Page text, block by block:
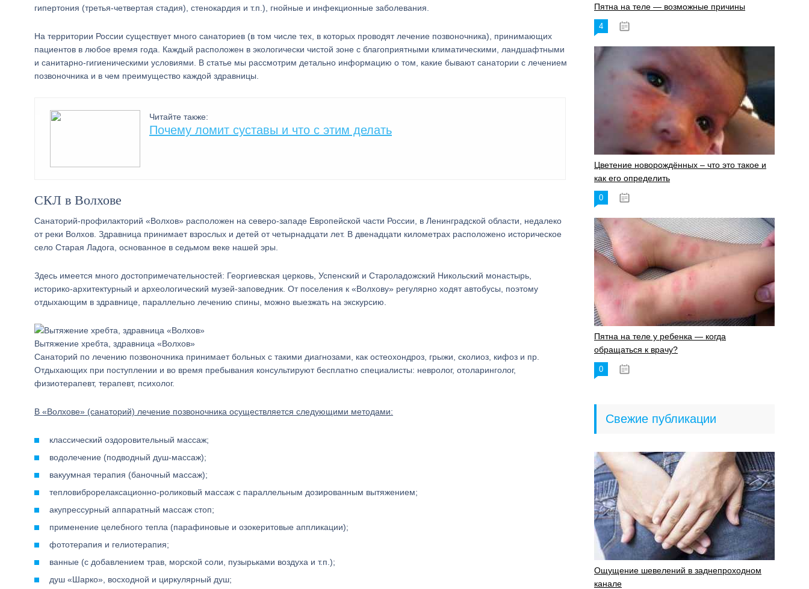
гипертония (третья-четвертая стадия), стенокардия и т.п.), гнойные и инфекционные заболевания.
На территории России существует много санаториев (в том числе тех, в которых проводят лечение позвоночника), принимающих
пациентов в любое время года. Каждый расположен в экологически чистой зоне с благоприятными климатическими, ландшафтными
и санитарно-гигиеническими условиями. В статье мы рассмотрим детально информацию о том, какие бывают санатории с лечением
позвоночника и в чем преимущество каждой здравницы.
Читайте также:
Почему ломит суставы и что с этим делать
СКЛ в Волхове
Санаторий-профилакторий «Волхов» расположен на северо-западе Европейской части России, в Ленинградской области, недалеко
от реки Волхов. Здравница принимает взрослых и детей от четырнадцати лет. В двенадцати километрах расположено историческое
село Старая Ладога, основанное в седьмом веке нашей эры.
Здесь имеется много достопримечательностей: Георгиевская церковь, Успенский и Староладожский Никольский монастырь,
историко-архитектурный и археологический музей-заповедник. От поселения к «Волхову» регулярно ходят автобусы, поэтому
отдыхающим в здравнице, параллельно лечению спины, можно выезжать на экскурсию.
Вытяжение хребта, здравница «Волхов»
Санаторий по лечению позвоночника принимает больных с такими диагнозами, как остеохондроз, грыжи, сколиоз, кифоз и пр.
Отдыхающих при поступлении и во время пребывания консультируют бесплатно специалисты: невролог, отоларинголог,
физиотерапевт, терапевт, психолог.
В «Волхове» (санаторий) лечение позвоночника осуществляется следующими методами:
классический оздоровительный массаж;
водолечение (подводный душ-массаж);
вакуумная терапия (баночный массаж);
тепловиброрелаксационно-роликовый массаж с параллельным дозированным вытяжением;
акупрессурный аппаратный массаж стоп;
применение целебного тепла (парафиновые и озокеритовые аппликации);
фототерапия и гелиотерапия;
ванные (с добавлением трав, морской соли, пузырьками воздуха и т.п.);
душ «Шарко», восходной и циркулярный душ;
Пятна на теле — возможные причины
4
Цветение новорождённых – что это такое и
как его определить
0
Пятна на теле у ребенка — когда
обращаться к врачу?
0
Свежие публикации
Ощущение шевелений в заднепроходном
канале